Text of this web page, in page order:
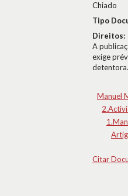
Chiado
Tipo
Direitos:
A
exige
detentora.
Manuel
Citar